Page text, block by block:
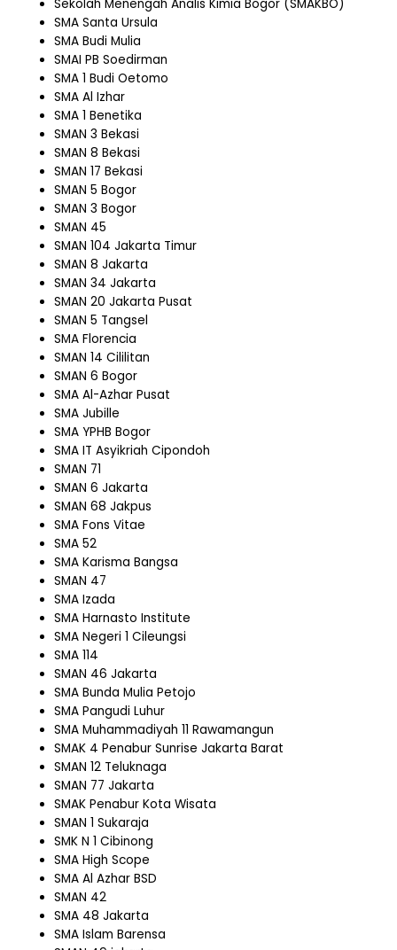
Sekolah Menengah Analis Kimia Bogor (SMAKBO)
SMA Santa Ursula
SMA Budi Mulia
SMAI PB Soedirman
SMA 1 Budi Oetomo
SMA Al Izhar
SMA 1 Benetika
SMAN 3 Bekasi
SMAN 8 Bekasi
SMAN 17 Bekasi
SMAN 5 Bogor
SMAN 3 Bogor
SMAN 45
SMAN 104 Jakarta Timur
SMAN 8 Jakarta
SMAN 34 Jakarta
SMAN 20 Jakarta Pusat
SMAN 5 Tangsel
SMA Florencia
SMAN 14 Cililitan
SMAN 6 Bogor
SMA Al-Azhar Pusat
SMA Jubille
SMA YPHB Bogor
SMA IT Asyikriah Cipondoh
SMAN 71
SMAN 6 Jakarta
SMAN 68 Jakpus
SMA Fons Vitae
SMA 52
SMA Karisma Bangsa
SMAN 47
SMA Izada
SMA Harnasto Institute
SMA Negeri 1 Cileungsi
SMA 114
SMAN 46 Jakarta
SMA Bunda Mulia Petojo
SMA Pangudi Luhur
SMA Muhammadiyah 11 Rawamangun
SMAK 4 Penabur Sunrise Jakarta Barat
SMAN 12 Teluknaga
SMAN 77 Jakarta
SMAK Penabur Kota Wisata
SMAN 1 Sukaraja
SMK N 1 Cibinong
SMA High Scope
SMA Al Azhar BSD
SMAN 42
SMA 48 Jakarta
SMA Islam Barensa